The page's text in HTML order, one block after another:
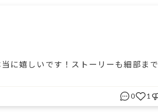
に嬉しいです！ストーリーも細部まで
0 1